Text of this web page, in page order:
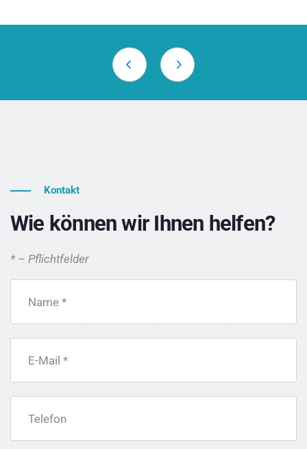
Kontakt
Wie können wir Ihnen helfen?
* – Pflichtfelder
Name *
E-Mail *
Telefon